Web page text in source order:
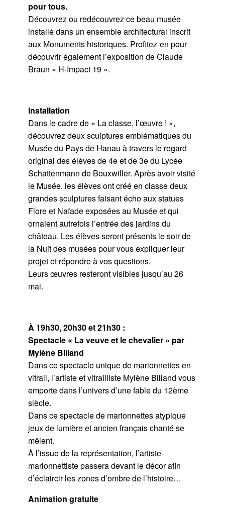
pour tous.
Découvrez ou redécouvrez ce beau musée
installé dans un ensemble architectural inscrit
aux Monuments historiques. Profitez-en pour
découvrir également l’exposition de Claude
Braun « H-Impact 19 ».
Installation
Dans le cadre de « La classe, l’œuvre ! »,
découvrez deux sculptures emblématiques du
Musée du Pays de Hanau à travers le regard
original des élèves de 4e et de 3e du Lycée
Schattenmann de Bouxwiller. Après avoir visité
le Musée, les élèves ont créé en classe deux
grandes sculptures faisant écho aux statues
Flore et Naïade exposées au Musée et qui
ornaient autrefois l’entrée des jardins du
château. Les élèves seront présents le soir de
la Nuit des musées pour vous expliquer leur
projet et répondre à vos questions.
Leurs œuvres resteront visibles jusqu’au 26
mai.
À 19h30, 20h30 et 21h30 :
Spectacle « La veuve et le chevalier » par
Mylène Billand
Dans ce spectacle unique de marionnettes en
vitrail, l’artiste et vitrailliste Mylène Billand vous
emporte dans l’univers d’une fable du 12ème
siècle.
Dans ce spectacle de marionnettes atypique
jeux de lumière et ancien français chanté se
mêlent.
À l’issue de la représentation, l’artiste-
marionnettiste passera devant le décor afin
d’éclaircir les zones d’ombre de l’histoire…
Animation gratuite